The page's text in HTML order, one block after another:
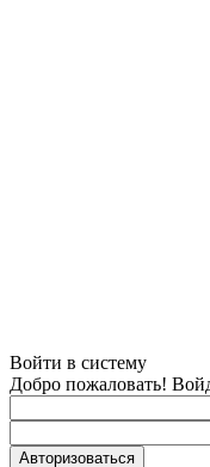
Войти в систему
Добро пожаловать!